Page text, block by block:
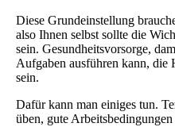
Diese Grundeinstellung
also Ihnen selbst sollte die
sein. Gesundheitsvorsorge,
Aufgaben ausführen kann, die
sein.
Dafür kann man einiges tun.
üben, gute Arbeitsbedingungen